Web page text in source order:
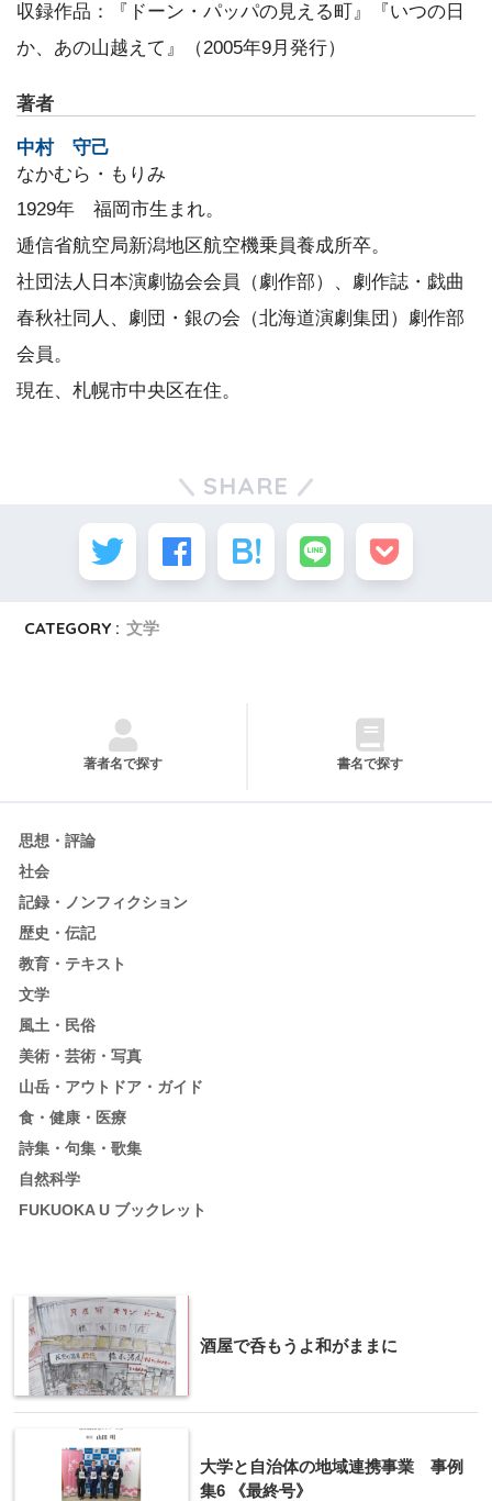
収録作品：『ドーン・パッパの見える町』『いつの日
か、あの山越えて』（2005年9月発行）
著者
中村 守己
なかむら・もりみ
1929年 福岡市生まれ。
逓信省航空局新潟地区航空機乗員養成所卒。
社団法人日本演劇協会会員（劇作部）、劇作誌・戯曲
春秋社同人、劇団・銀の会（北海道演劇集団）劇作部
会員。
現在、札幌市中央区在住。
SHARE
CATEGORY : 文学
著者名で探す 書名で探す
思想・評論
社会
記録・ノンフィクション
歴史・伝記
教育・テキスト
文学
風土・民俗
美術・芸術・写真
山岳・アウトドア・ガイド
食・健康・医療
詩集・句集・歌集
自然科学
FUKUOKA U ブックレット
酒屋で呑もうよ和がままに
大学と自治体の地域連携事業 事例
集6 《最終号》